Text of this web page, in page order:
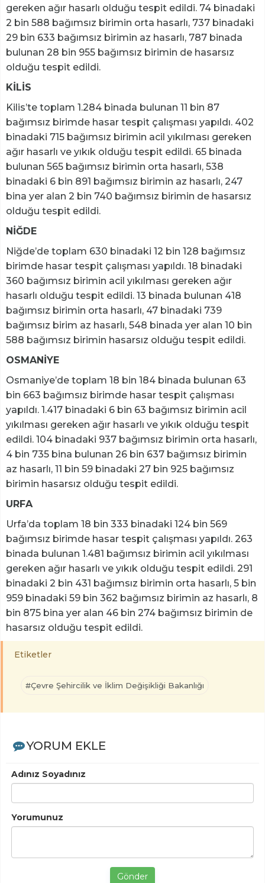
gereken ağır hasarlı olduğu tespit edildi. 74 binadaki
2 bin 588 bağımsız birimin orta hasarlı, 737 binadaki
29 bin 633 bağımsız birimin az hasarlı, 787 binada
bulunan 28 bin 955 bağımsız birimin de hasarsız
olduğu tespit edildi.
KİLİS
Kilis’te toplam 1.284 binada bulunan 11 bin 87
bağımsız birimde hasar tespit çalışması yapıldı. 402
binadaki 715 bağımsız birimin acil yıkılması gereken
ağır hasarlı ve yıkık olduğu tespit edildi. 65 binada
bulunan 565 bağımsız birimin orta hasarlı, 538
binadaki 6 bin 891 bağımsız birimin az hasarlı, 247
bina yer alan 2 bin 740 bağımsız birimin de hasarsız
olduğu tespit edildi.
NİĞDE
Niğde’de toplam 630 binadaki 12 bin 128 bağımsız
birimde hasar tespit çalışması yapıldı. 18 binadaki
360 bağımsız birimin acil yıkılması gereken ağır
hasarlı olduğu tespit edildi. 13 binada bulunan 418
bağımsız birimin orta hasarlı, 47 binadaki 739
bağımsız birim az hasarlı, 548 binada yer alan 10 bin
588 bağımsız birimin hasarsız olduğu tespit edildi.
OSMANİYE
Osmaniye’de toplam 18 bin 184 binada bulunan 63
bin 663 bağımsız birimde hasar tespit çalışması
yapıldı. 1.417 binadaki 6 bin 63 bağımsız birimin acil
yıkılması gereken ağır hasarlı ve yıkık olduğu tespit
edildi. 104 binadaki 937 bağımsız birimin orta hasarlı,
4 bin 735 bina bulunan 26 bin 637 bağımsız birimin
az hasarlı, 11 bin 59 binadaki 27 bin 925 bağımsız
birimin hasarsız olduğu tespit edildi.
URFA
Urfa’da toplam 18 bin 333 binadaki 124 bin 569
bağımsız birimde hasar tespit çalışması yapıldı. 263
binada bulunan 1.481 bağımsız birimin acil yıkılması
gereken ağır hasarlı ve yıkık olduğu tespit edildi. 291
binadaki 2 bin 431 bağımsız birimin orta hasarlı, 5 bin
959 binadaki 59 bin 362 bağımsız birimin az hasarlı, 8
bin 875 bina yer alan 46 bin 274 bağımsız birimin de
hasarsız olduğu tespit edildi.
Etiketler
#Çevre Şehircilik ve İklim Değişikliği Bakanlığı
YORUM EKLE
Adınız Soyadınız
Yorumunuz
Gönder